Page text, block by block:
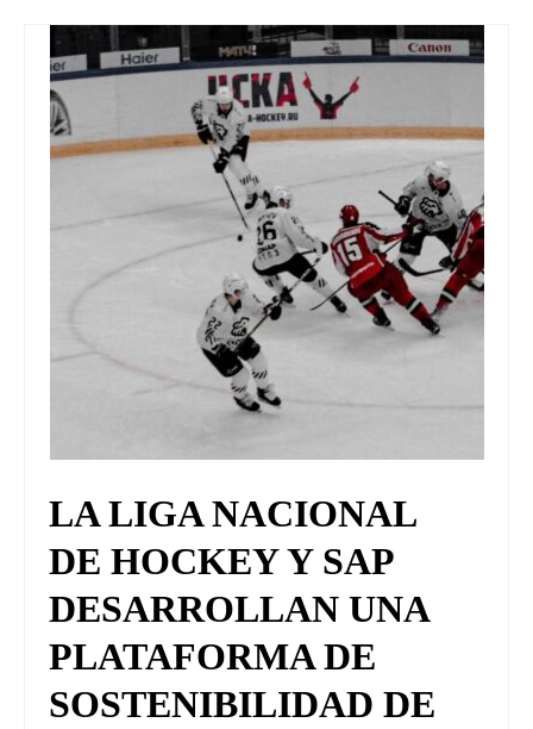
UNIVERSO CAD
NOTICIAS
CAD MEDIA
CAD FEDERAL
LA LIGA NACIONAL
DE HOCKEY Y SAP
DESARROLLAN UNA
PLATAFORMA DE
SOSTENIBILIDAD DE